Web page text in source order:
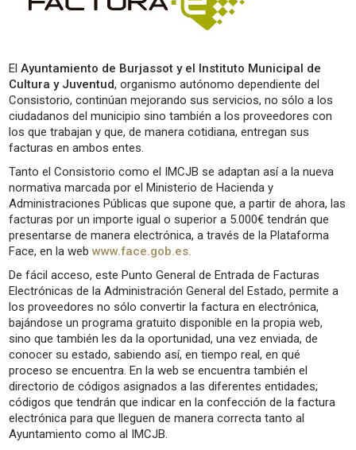
ElAyuntamiento de Burjassot y el Instituto Municipal de
Cultura y Juventud, organismo autónomo dependiente del
Consistorio, continúan mejorando sus servicios, no sólo a los
ciudadanos del municipio sino también a los proveedores con
los que trabajan y que, de manera cotidiana, entregan sus
facturas en ambos entes.
Tanto el Consistorio como el IMCJB se adaptan así a la nueva
normativa marcada por el Ministerio de Hacienda y
Administraciones Públicas que supone que, a partir de ahora, las
facturas por un importe igual o superior a 5.000€ tendrán que
presentarse de manera electrónica, a través de la Plataforma
Face, en la webwww.face.gob.es.
De fácil acceso, este Punto General de Entrada de Facturas
Electrónicas de la Administración General del Estado, permite a
los proveedores no sólo convertir la factura en electrónica,
bajándose un programa gratuito disponible en la propia web,
sino que también les da la oportunidad, una vez enviada, de
conocer su estado, sabiendo así, en tiempo real, en qué
proceso se encuentra. En la web se encuentra también el
directorio de códigos asignados a las diferentes entidades;
códigos que tendrán que indicar en la confección de la factura
electrónica para que lleguen de manera correcta tanto al
Ayuntamiento como al IMCJB.